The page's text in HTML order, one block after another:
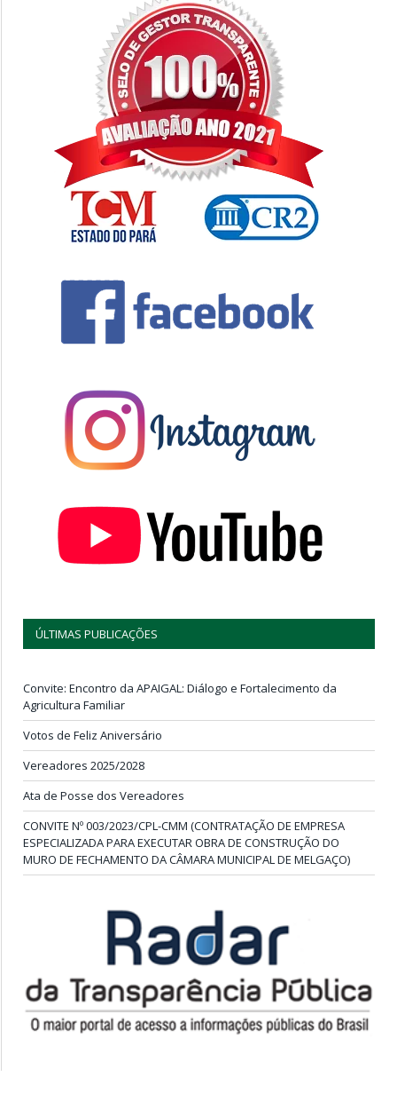
ÚLTIMAS PUBLICAÇÕES
Convite: Encontro da APAIGAL: Diálogo e Fortalecimento da
Agricultura Familiar
Votos de Feliz Aniversário
Vereadores 2025/2028
Ata de Posse dos Vereadores
CONVITE Nº 003/2023/CPL-CMM (CONTRATAÇÃO DE EMPRESA
ESPECIALIZADA PARA EXECUTAR OBRA DE CONSTRUÇÃO DO
MURO DE FECHAMENTO DA CÂMARA MUNICIPAL DE MELGAÇO)